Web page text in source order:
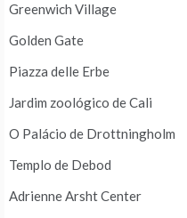
Greenwich Village
Golden Gate
Piazza delle Erbe
Jardim zoológico de Cali
O Palácio de Drottningholm
Templo de Debod
Adrienne Arsht Center